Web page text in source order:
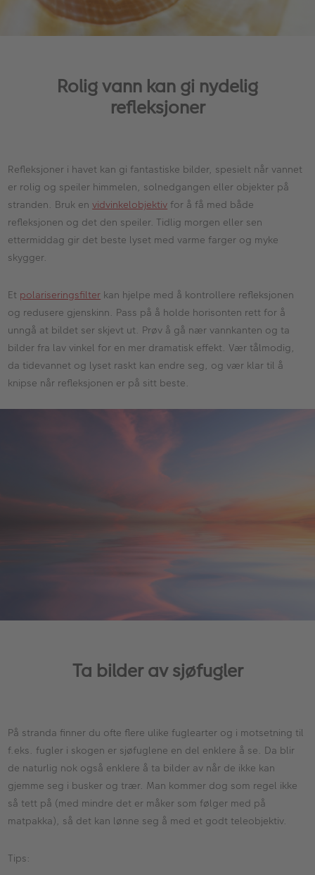
Rolig vann kan gi nydelig
refleksjoner
Refleksjoner i havet kan gi fantastiske bilder, spesielt når vannet
er rolig og speiler himmelen, solnedgangen eller objekter på
stranden. Bruk envidvinkelobjektiv for å få med både
refleksjonen og det den speiler. Tidlig morgen eller sen
ettermiddag gir det beste lyset med varme farger og myke
skygger.
Et polariseringsfilter kan hjelpe med å kontrollere refleksjonen
og redusere gjenskinn. Pass på å holde horisonten rett for å
unngå at bildet ser skjevt ut. Prøv å gå nær vannkanten og ta
bilder fra lav vinkel for en mer dramatisk effekt. Vær tålmodig,
da tidevannet og lyset raskt kan endre seg, og vær klar til å
knipse når refleksjonen er på sitt beste.
Ta bilder av sjøfugler
På stranda finner du ofte flere ulike fuglearter og i motsetning til
f.eks. fugler i skogen er sjøfuglene en del enklere å se. Da blir
de naturlig nok også enklere å ta bilder av når de ikke kan
gjemme seg i busker og trær. Man kommer dog som regel ikke
så tett på (med mindre det er måker som følger med på
matpakka), så det kan lønne seg å med et godt teleobjektiv.
Tips: